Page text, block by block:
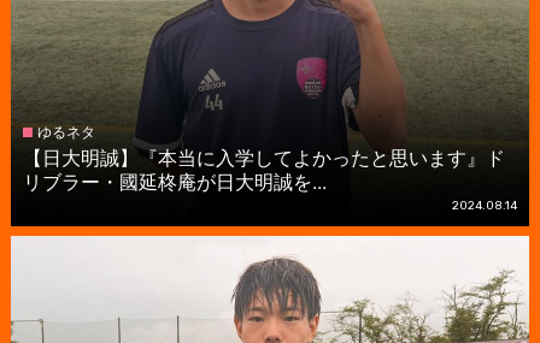
ゆるネタ
【日大明誠】『本当に入学してよかったと思います』ド
リブラー・國延柊庵が日大明誠を...
2024.08.14